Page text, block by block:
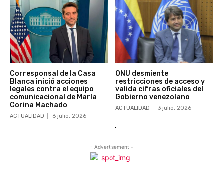
Corresponsal de la Casa
Blanca inició acciones
legales contra el equipo
comunicacional de María
Corina Machado
ACTUALIDAD 6 julio, 2026
ONU desmiente
restricciones de acceso y
valida cifras oficiales del
Gobierno venezolano
ACTUALIDAD 3 julio, 2026
- Advertisement -